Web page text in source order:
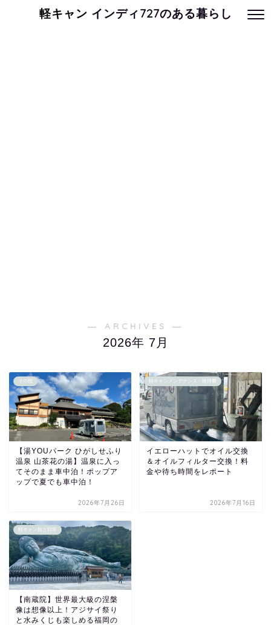
軽キャン インディ727のある暮らし
― ARCHIVES ―
2026年 7月
その他
【湯YOUパーク ひがしせふり
温泉 山茶花の湯】温泉に入っ
てそのまま車中泊！ポップア
ップで夏でも車中泊！
2026年7月26日
軽キャンメンテナンス・維持費
イエローハットでオイル交換
＆オイルフィルター交換！料
金や待ち時間をレポート
2026年7月16日
軽キャン旅と日常
【南蔵院】世界最大級の涅槃
像は想像以上！アジサイ祭り
と水みくじも楽しめる福岡の